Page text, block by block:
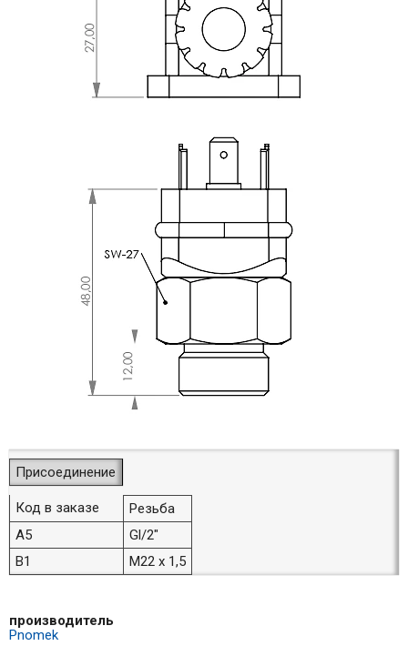
Присоединение
Код в заказе
Резьба
A5
Gl/2"
B1
M22 x 1,5
производитель
Pnomek